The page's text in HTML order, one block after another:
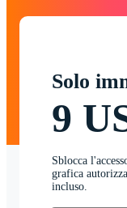
Solo
9
Sblocca
grafica
incluso.